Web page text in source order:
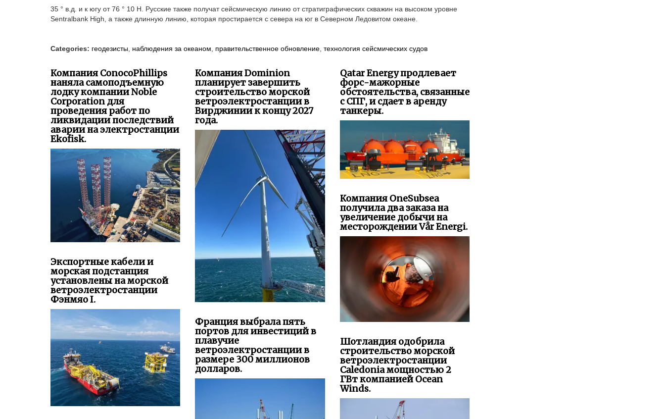
35 ° в.д. и к югу от 76 ° 10 Н. Русские также получат сейсмическую линию от стратиграфических скважин на высоком уровне
Sentralbank High, а также длинную линию, которая простирается с севера на юг в Северном Ледовитом океане.
Categories: геодезисты, наблюдения за океаном, правительственное обновление, технология сейсмических судов
Компания ConocoPhillips
наняла самоподъемную
лодку компании Noble
Corporation для
проведения работ по
ликвидации последствий
аварии на электростанции
Ekofisk.
Экспортные кабели и
морская подстанция
установлены на морской
ветроэлектростанции
Фэнмяо I.
Компания Dominion
планирует завершить
строительство морской
ветроэлектростанции в
Вирджинии к концу 2027
года.
Франция выбрала пять
портов для инвестиций в
плавучие
ветроэлектростанции в
размере 300 миллионов
долларов.
Qatar Energy продлевает
форс-мажорные
обстоятельства, связанные
с СПГ, и сдает в аренду
танкеры.
Компания OneSubsea
получила два заказа на
увеличение добычи на
месторождении Vår Energi.
Шотландия одобрила
строительство морской
ветроэлектростанции
Caledonia мощностью 2
ГВт компанией Ocean
Winds.